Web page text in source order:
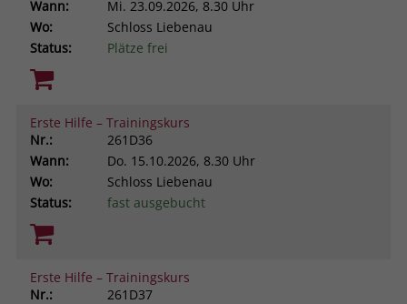
Wann:
Mi. 23.09.2026, 8.30 Uhr
Wo:
Schloss Liebenau
Status:
Plätze frei
Erste Hilfe – Trainingskurs
Nr.:
261D36
Wann:
Do. 15.10.2026, 8.30 Uhr
Wo:
Schloss Liebenau
Status:
fast ausgebucht
Erste Hilfe – Trainingskurs
Nr.:
261D37